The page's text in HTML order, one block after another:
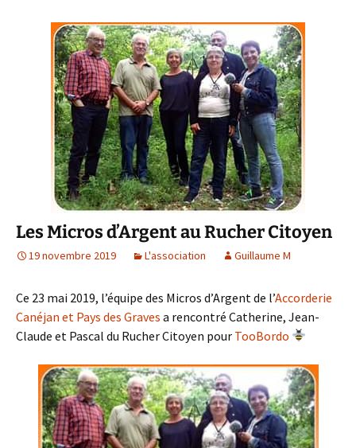
Les Micros d’Argent au Rucher Citoyen
19 novembre 2019 L'association Guillaume M
Ce 23 mai 2019, l’équipe des Micros d’Argent de l’Accorderie
Canéjan et Pays des Graves a rencontré Catherine, Jean-
Claude et Pascal du Rucher Citoyen pour TooBordo